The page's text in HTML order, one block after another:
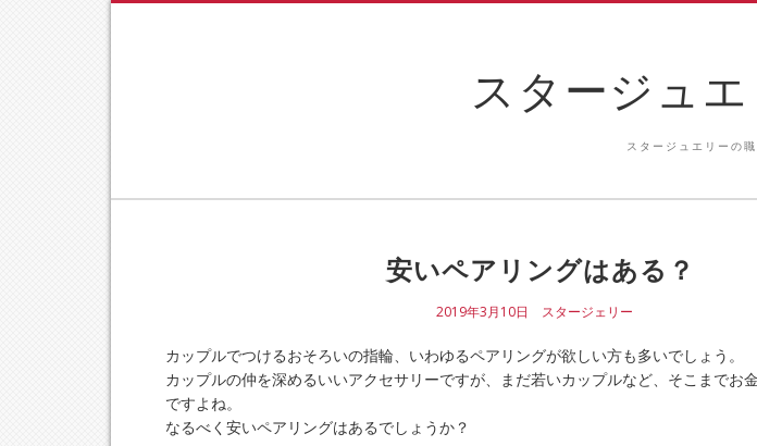
スタージュ
スタージュエリーの
安いペアリングはある？
2019年3月10日 スタージェリー
カップルでつけるおそろいの指輪、いわゆるペアリングが欲しい方も多いでしょう。
カップルの仲を深めるいいアクセサリーですが、まだ若いカップルなど、そこまでお
ですよね。
なるべく安いペアリングはあるでしょうか？